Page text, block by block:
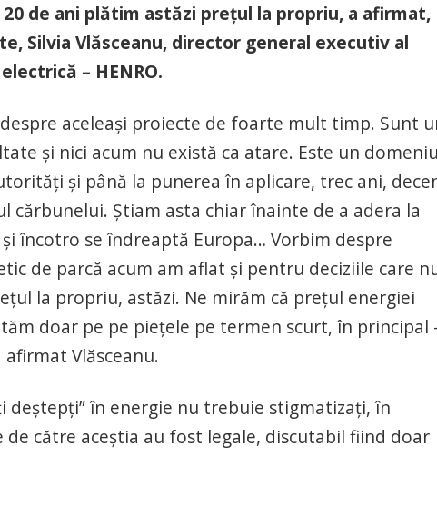
de ani plătim astăzi preţul la propriu, a afirmat,
Silvia Vlăsceanu, director general executiv al
– HENRO.
aceleaşi proiecte de foarte mult timp. Sunt
şi nici acum nu există ca atare. Este un
şi până la punerea în aplicare, trec ani,
cărbunelui. Ştiam asta chiar înainte de a adera la
încotro se îndreaptă Europa… Vorbim despre
de parcă acum am aflat şi pentru deciziile care
la propriu, astăzi. Ne mirăm că preţul energiei
doar pe pe pieţele pe termen scurt, în principal
afirmat Vlăsceanu.
deştepţi” în energie nu trebuie stigmatizaţi, în
către aceştia au fost legale, discutabil fiind doar